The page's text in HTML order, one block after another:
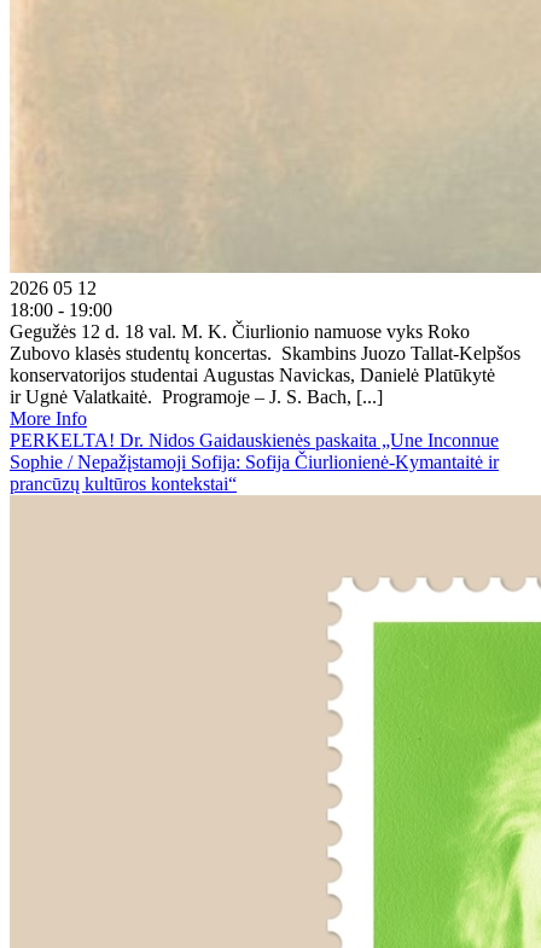
2026 05 12
18:00 - 19:00
Gegužės 12 d. 18 val. M. K. Čiurlionio namuose vyks Roko
Zubovo klasės studentų koncertas. Skambins Juozo Tallat-Kelpšos
konservatorijos studentai Augustas Navickas, Danielė Platūkytė
ir Ugnė Valatkaitė. Programoje – J. S. Bach, [...]
More Info
PERKELTA! Dr. Nidos Gaidauskienės paskaita „Une Inconnue
Sophie / Nepažįstamoji Sofija: Sofija Čiurlionienė-Kymantaitė ir
prancūzų kultūros kontekstai“